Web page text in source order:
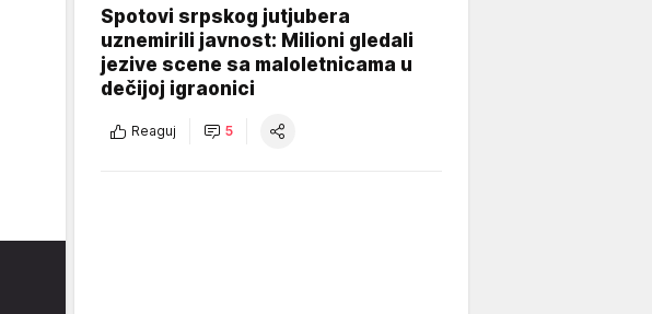
Spotovi srpskog jutjubera
uznemirili javnost: Milioni gledali
jezive scene sa maloletnicama u
dečijoj igraonici
Reaguj 5